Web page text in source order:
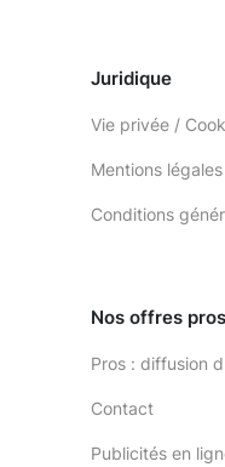
Juridique
Vie privée /
Mentions légales
Conditions
Nos offres pros
Pros : diffusion
Contact
Publicités en